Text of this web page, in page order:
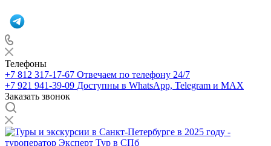
Телефоны
+7 812 317-17-67 Отвечаем по телефону 24/7
+7 921 941-39-09 Доступны в WhatsApp, Telegram и MAX
Заказать звонок